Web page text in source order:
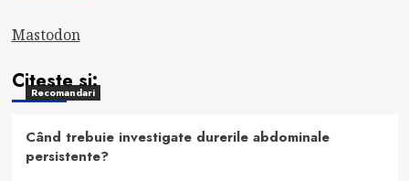
Mastodon
Citeste si:
Recomandari
Când trebuie investigate durerile abdominale
persistente?